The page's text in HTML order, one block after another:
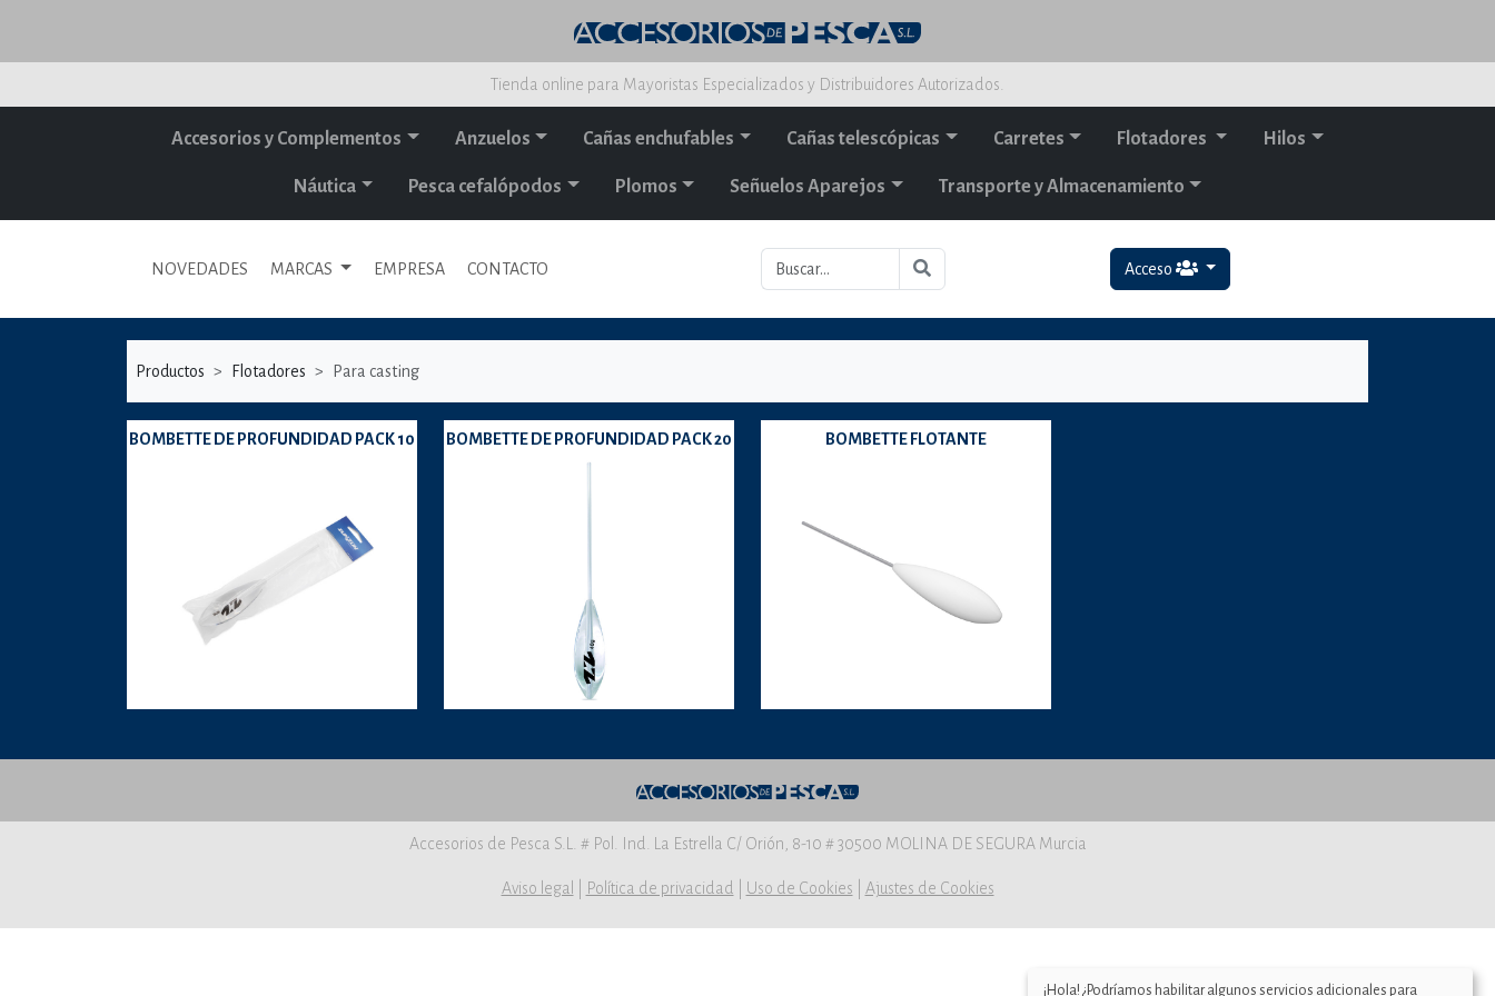
Tienda online para Mayoristas Especializados y Distribuidores Autorizados.
Accesorios y Complementos Anzuelos Cañas enchufables Cañas telescópicas Carretes Flotadores Hilos
Náutica Pesca cefalópodos Plomos Señuelos Aparejos Transporte y Almacenamiento
NOVEDADES MARCAS EMPRESA CONTACTO Acceso
Productos Flotadores Para casting
BOMBETTE DE PROFUNDIDAD PACK 10 BOMBETTE DE PROFUNDIDAD PACK 20 BOMBETTE FLOTANTE
Accesorios de Pesca S.L. # Pol. Ind. La Estrella C/ Orión, 8-10 # 30500 MOLINA DE SEGURA Murcia
Aviso legal Política de privacidad Uso de Cookies Ajustes de Cookies
¡Hola! ¿Podríamos habilitar algunos servicios adicionales para